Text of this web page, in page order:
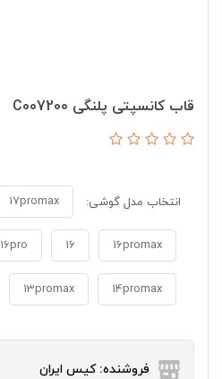
قاب کانسپتی پلنگی C007200
انتخاب مدل گوشی: 17promax
16promax
16
16pro
14promax
13promax
فروشنده: کیس ایران